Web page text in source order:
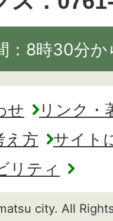
：8時30分
せ
リンク・
え方
サイト
リティ
city. All